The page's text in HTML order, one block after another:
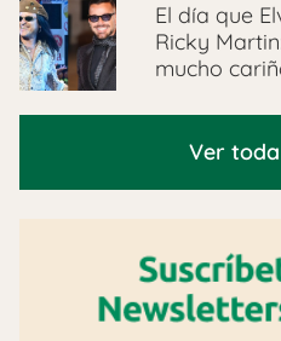
El día que
Ricky
mucho
Ver